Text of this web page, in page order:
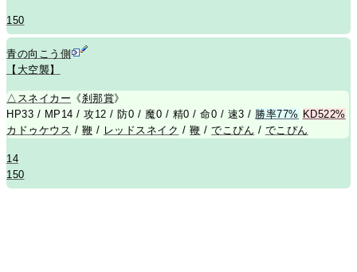
150
青の向こう側
【大空襲】
△ スネイカー 《刹那賞》
HP33 / MP14 / 攻12 / 防0 / 魔0 / 精0 / 命0 / 速3 / 勝率77% KD522%
カドゥケウス / 鞭 / レッドスネイク / 鞭 /でこぴん / でこぴん
14
150